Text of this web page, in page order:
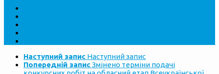
Наступний запис Наступний запис
Попередній записЗмінено терміни подачі